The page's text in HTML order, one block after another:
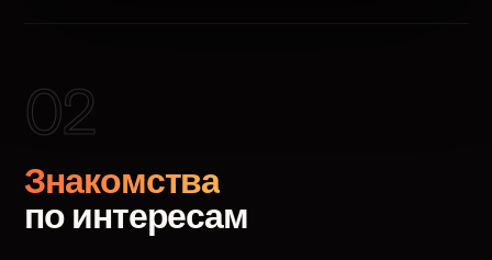
02
Знакомства
по интересам